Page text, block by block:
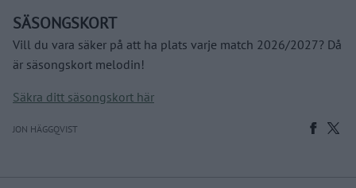
SÄSONGSKORT
Vill du vara säker på att ha plats varje match 2026/2027? Då
är säsongskort melodin!
Säkra ditt säsongskort här
JON HÄGGQVIST